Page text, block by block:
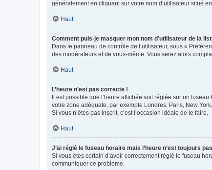
généralement en cliquant sur votre nom d’utilisateur situé
Haut
Comment puis-je masquer mon nom d’utilisateur de la
Dans le panneau de contrôle de l’utilisateur, sous «
des modérateurs et de vous-même. Vous serez alors
Haut
L’heure n’est pas correcte !
Il est possible que l’heure affichée soit réglée sur un
votre zone adéquate, par exemple Londres, Paris, New
Si vous n’êtes pas inscrit, c’est l’occasion idéale de le faire.
Haut
J’ai réglé le fuseau horaire mais l’heure n’est toujours
Si vous êtes certain d’avoir correctement réglé le fuseau
communiquer ce problème.